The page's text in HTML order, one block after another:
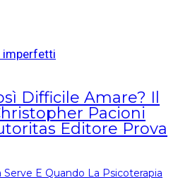
Difficile Amare? Il
Pacioni
Editore Prova
Serve E Quando La Psicoterapia